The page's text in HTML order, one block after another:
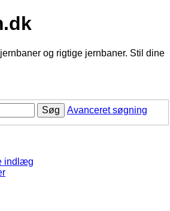
og rigtige jernbaner. Stil dine
Søg Avanceret søgning
indlæg